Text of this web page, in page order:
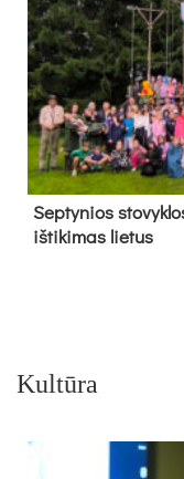
Sep­ty­nios
iš­ti­ki­mas lie­tus
Kultūra